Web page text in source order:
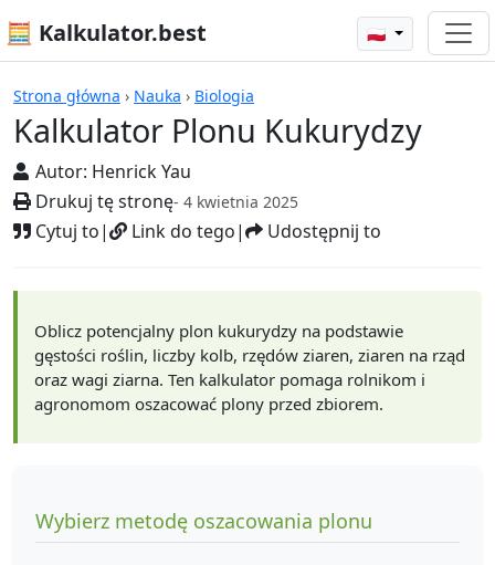
🧮 Kalkulator.best 🇵🇱
Strona główna › Nauka › Biologia
Kalkulator Plonu Kukurydzy
Autor: Henrick Yau
Drukuj tę stronę- 4 kwietnia 2025
Cytuj to| Link do tego| Udostępnij to
Kalkulatory
Oblicz potencjalny plon kukurydzy na podstawie
gęstości roślin, liczby kolb, rzędów ziaren, ziaren na rząd
oraz wagi ziarna. Ten kalkulator pomaga rolnikom i
agronomom oszacować plony przed zbiorem.
Wybierz metodę oszacowania plonu